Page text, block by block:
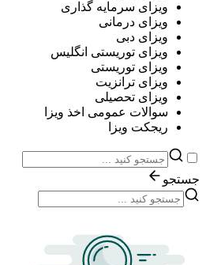
ویزای سرمایه گذاری
ویزای درمانی
ویزای دبی
ویزای توریستی انگلیس
ویزای توریستی
ویزای ترانزیت
ویزای تحصیلی
سوالات عمومی اخذ ویزا
ریجکت ویزا
جستجو